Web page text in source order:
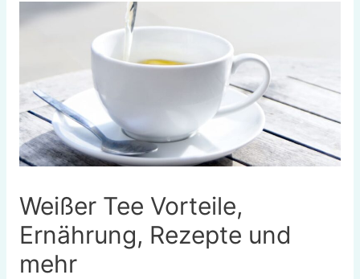
Weißer Tee Vorteile,
Ernährung, Rezepte und
mehr